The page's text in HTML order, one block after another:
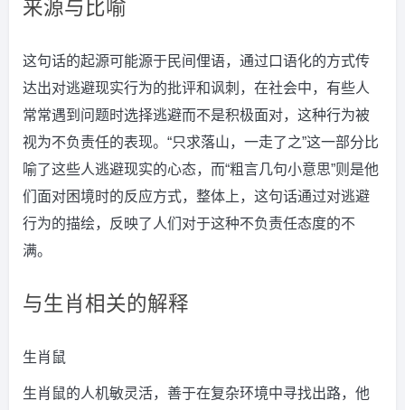
来源与比喻
这句话的起源可能源于民间俚语，通过口语化的方式传
达出对逃避现实行为的批评和讽刺，在社会中，有些人
常常遇到问题时选择逃避而不是积极面对，这种行为被
视为不负责任的表现。“只求落山，一走了之”这一部分比
喻了这些人逃避现实的心态，而“粗言几句小意思”则是他
们面对困境时的反应方式，整体上，这句话通过对逃避
行为的描绘，反映了人们对于这种不负责任态度的不
满。
与生肖相关的解释
生肖鼠
生肖鼠的人机敏灵活，善于在复杂环境中寻找出路，他